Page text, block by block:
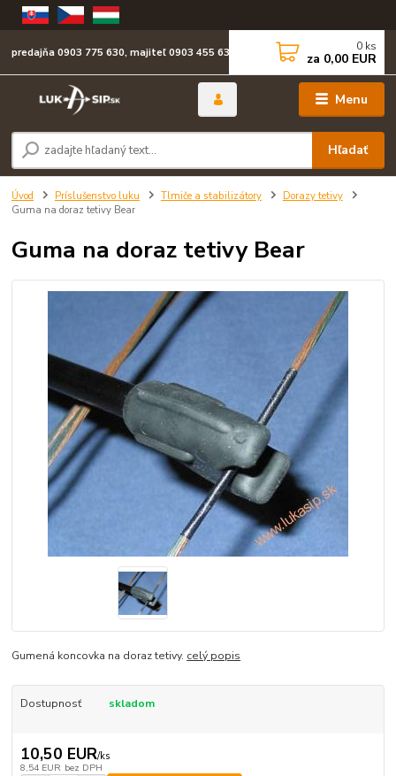
Menu
Hľadať
predajňa 0903 775 630, majiteľ 0903 455 630 0 ks
za 0,00 EUR
Úvod Príslušenstvo luku Tlmiče a stabilizátory
Dorazy tetivy
Guma na doraz tetivy Bear
Guma na doraz tetivy Bear
Gumená koncovka na doraz tetivy. celý popis
Dostupnosť skladom
10,50 EUR/ks
8,54 EUR bez DPH